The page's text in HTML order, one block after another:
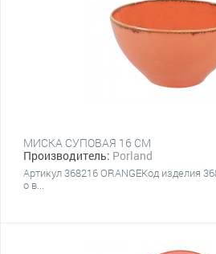
МИСКА СУПОВАЯ 16 СМ
Производитель: Porland
Артикул 368216 ORANGEКод изделия
о в...